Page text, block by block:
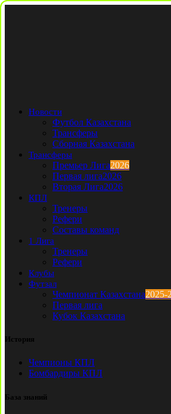
Новости
Футбол Казахстана
Трансферы
Сборная Казахстана
Трансферы
Премьер Лига2026
Первая лига2026
Вторая Лига2026
КПЛ
Тренеры
Рефери
Составы команд
1 Лига
Тренеры
Рефери
Клубы
Футзал
Чемпионат Казахстана2025-
Первая лига
Кубок Казахстана
История
Чемпионы КПЛ
Бомбардиры КПЛ
База знаний